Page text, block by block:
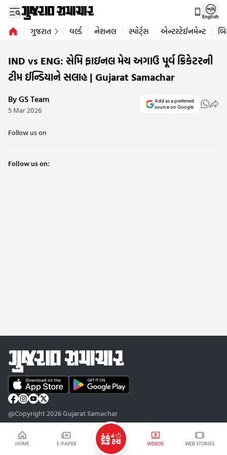
HOME E-PAPER VIDEOS WEB STORIES
English
ગુજરાત વર્લ્ડ નેશનલ સ્પોર્ટ્સ એન્ટરટેઈનમેન્ટ
IND vs ENG: સેમિ ફાઇનલ મેચ અગાઉ પૂર્વ ક્રિકેટરની
ટીમ ઈન્ડિયાને સલાહ | Gujarat Samachar
By GS Team
5 Mar 2026
Add as a preferred
source on Google
Follow us on
Follow us on:
@Copyright 2026 Gujarat Samachar